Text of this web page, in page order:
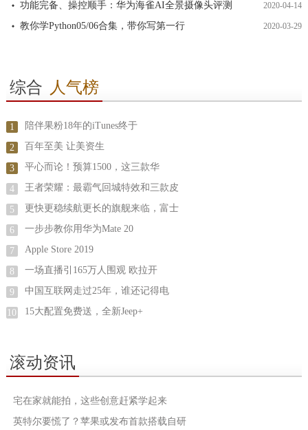
功能完备、操控顺手：华为海雀AI全景摄像头评测 2020-04-14
教你学Python05/06合集，带你写第一行 2020-03-29
综合 人气榜
1 陪伴果粉18年的iTunes终于
2 百年至美 让美资生
3 平心而论！预算1500，这三款华
4 王者荣耀：最霸气回城特效和三款皮
5 更快更稳续航更长的旗舰来临，富士
6 一步步教你用华为Mate 20
7 Apple Store 2019
8 一场直播引165万人围观 欧拉开
9 中国互联网走过25年，谁还记得电
10 15大配置免费送，全新Jeep+
滚动资讯
宅在家就能拍，这些创意赶紧学起来
英特尔要慌了？苹果或发布首款搭载自研